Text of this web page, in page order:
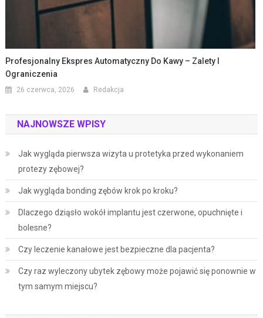
Profesjonalny Ekspres Automatyczny Do Kawy – Zalety I
Ograniczenia
26 czerwca, 2026 Redakcja
NAJNOWSZE WPISY
Jak wygląda pierwsza wizyta u protetyka przed wykonaniem
protezy zębowej?
Jak wygląda bonding zębów krok po kroku?
Dlaczego dziąsło wokół implantu jest czerwone, opuchnięte i
bolesne?
Czy leczenie kanałowe jest bezpieczne dla pacjenta?
Czy raz wyleczony ubytek zębowy może pojawić się ponownie w
tym samym miejscu?